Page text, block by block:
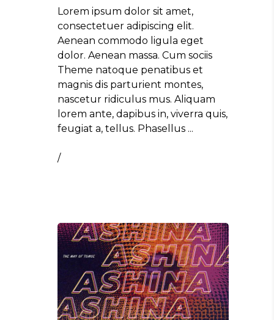
Lorem ipsum dolor sit amet,
consectetuer adipiscing elit.
Aenean commodo ligula eget
dolor. Aenean massa. Cum sociis
Theme natoque penatibus et
magnis dis parturient montes,
nascetur ridiculus mus. Aliquam
lorem ante, dapibus in, viverra quis,
feugiat a, tellus. Phasellus
/